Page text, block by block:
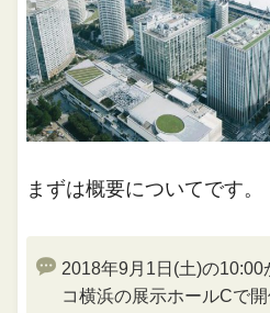
まずは概要についてです。
2018年9月1日(土)の10:00
コ横浜の展示ホールCで